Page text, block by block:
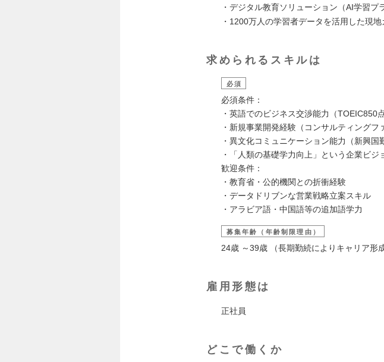
・デジタル教育ソリューション（AI学習プ
・1200万人の学習者データを活用した現
求められるスキルは
必須
必須条件：
・英語でのビジネス交渉能力（TOEIC850
・新規事業開発経験（コンサルティングフ
・異文化コミュニケーション能力（新興国
・「人類の基礎学力向上」という企業ビジ
歓迎条件：
・教育省・公的機関との折衝経験
・データドリブンな営業戦略立案スキル
・アラビア語・中国語等の追加語学力
募集年齢（年齢制限理由）
24歳 ～39歳 （長期勤続によりキャリア形
雇用形態は
正社員
どこで働くか